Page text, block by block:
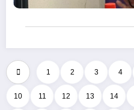
1 2 3 4
10 11 12 13 14